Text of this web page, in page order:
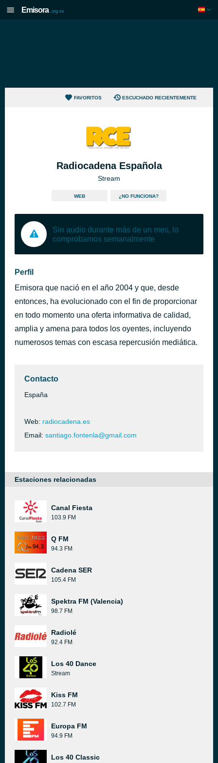
Emisora .org.es
FAVORITOS ESCUCHADO RECIENTEMENTE
Radiocadena Española
Stream
WEB ¿NO FUNCIONA?
Sin audio durante más de un mes, lo
comprobamos semanalmente
Perfil
Emisora que nació en el año 2004 y que, desde
entonces, ha evolucionado con el fin de proporcionar
en todo momento una oferta informativa de calidad,
amplia y amena para todos los oyentes, incluyendo
numerosos temas con escasa repercusión mediática.
Contacto
España
Web: radiocadena.es
Email: santiago.fontenla@gmail.com
Estaciones relacionadas
Canal Fiesta
103.9 FM
Q FM
94.3 FM
Cadena SER
105.4 FM
Spektra FM (Valencia)
98.7 FM
Radiolé
92.4 FM
Los 40 Dance
Stream
Kiss FM
102.7 FM
Europa FM
94.9 FM
Los 40 Classic